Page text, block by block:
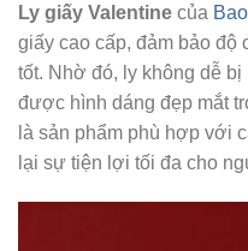
Ly giấy Valentine của
giấy cao cấp, đảm bảo
tốt. Nhờ đó, ly không dễ
được hình dáng đẹp mắt
là sản phẩm phù hợp với
lại sự tiện lợi tối đa cho